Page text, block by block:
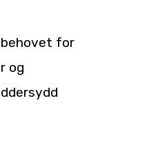
behovet for
og